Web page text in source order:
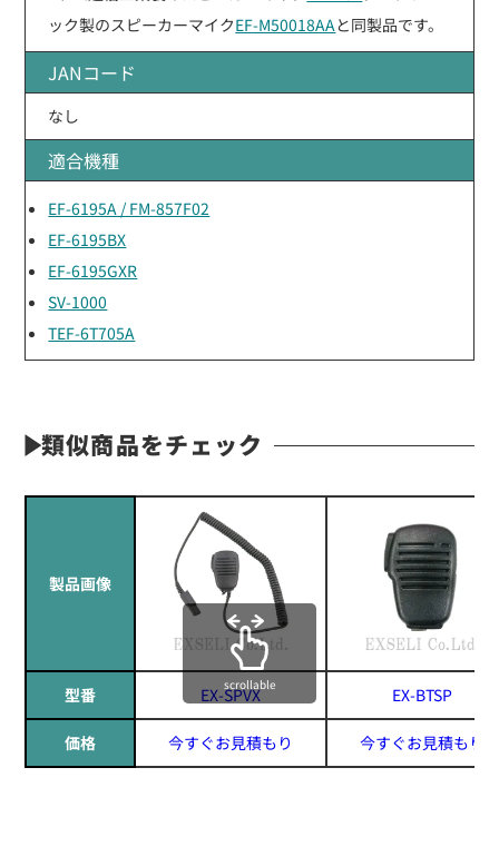
ック製のスピーカーマイクEF-M50018AAと同製品です。
JANコード
なし
適合機種
EF-6195A / FM-857F02
EF-6195BX
EF-6195GXR
SV-1000
TEF-6T705A
類似商品をチェック
製品画像
型番 EX-SPVX EX-BTSP
価格 今すぐお見積もり 今すぐお見積もり
scrollable